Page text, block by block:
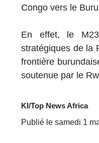
Congo vers le
En effet, le
stratégiques de la
frontière
soutenue par le
KI/Top News Africa
Publié le samedi 1